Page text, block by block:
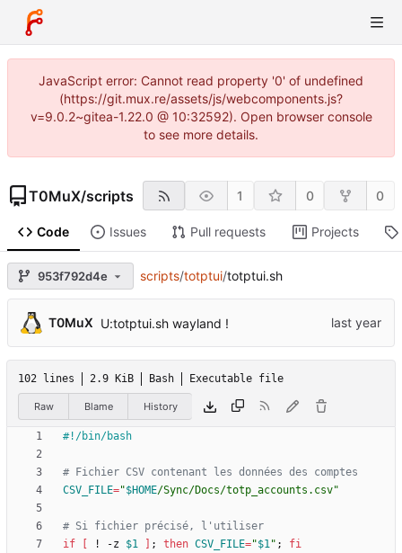
JavaScript error: Cannot read property '0' of undefined
(https://git.mux.re/assets/js/webcomponents.js?
v=9.0.2~gitea-1.22.0 @ 10:32592). Open browser console
to see more details.
T0MuX/scripts 1 0 0
Code Issues Pull requests Projects
953f792d4e scripts/totptui/totptui.sh
T0MuX U:totptui.sh wayland !
102 lines 2.9 KiB Bash Executable file
Raw Blame History
# Fichier CSV contenant les données des comptes
CSV_FILE="$HOME/Sync/Docs/totp_accounts.csv"
# Si fichier précisé, l'utiliser
if
! -z $1 ; then CSV_FILE="$1" ; fi